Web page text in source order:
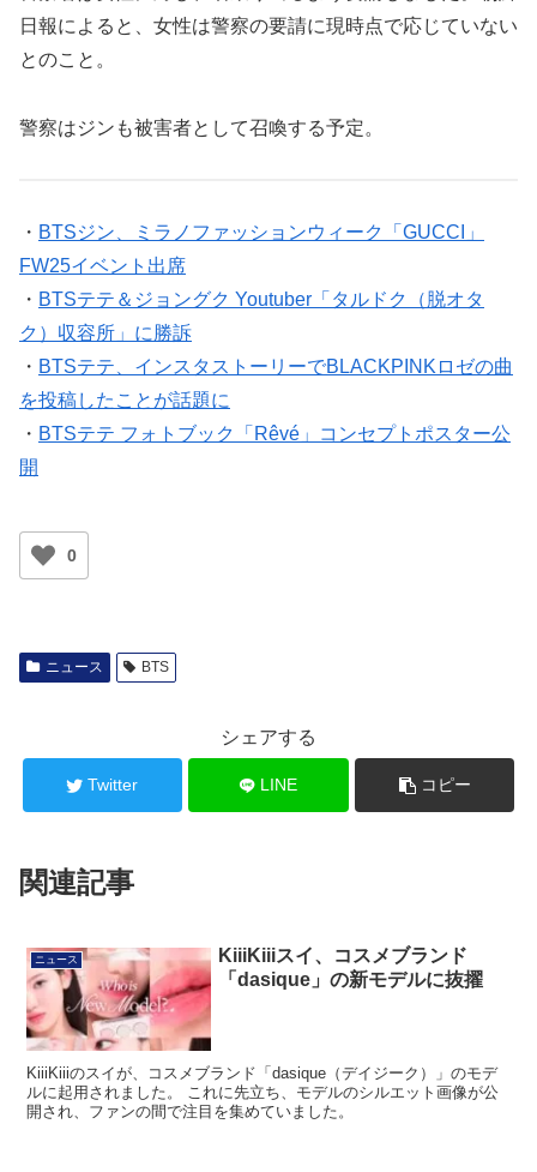
日報によると、女性は警察の要請に現時点で応じていない
とのこと。
警察はジンも被害者として召喚する予定。
・ BTSジン、ミラノファッションウィーク「GUCCI」
FW25イベント出席
・ BTSテテ＆ジョングク Youtuber「タルドク（脱オタ
ク）収容所」に勝訴
・ BTSテテ、インスタストーリーでBLACKPINKロゼの曲
を投稿したことが話題に
・ BTSテテ フォトブック「Rêvé」コンセプトポスター公
開
0
ニュース BTS
シェアする
Twitter LINE コピー
関連記事
ニュース
KiiiKiiiスイ、コスメブランド
「dasique」の新モデルに抜擢
KiiiKiiiのスイが、コスメブランド「dasique（デイジーク）」のモデ
ルに起用されました。 これに先立ち、モデルのシルエット画像が公
開され、ファンの間で注目を集めていました。